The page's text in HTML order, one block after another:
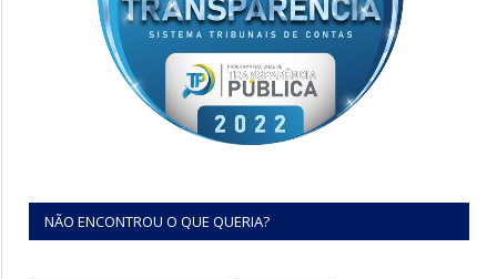
NÃO ENCONTROU O QUE QUERIA?